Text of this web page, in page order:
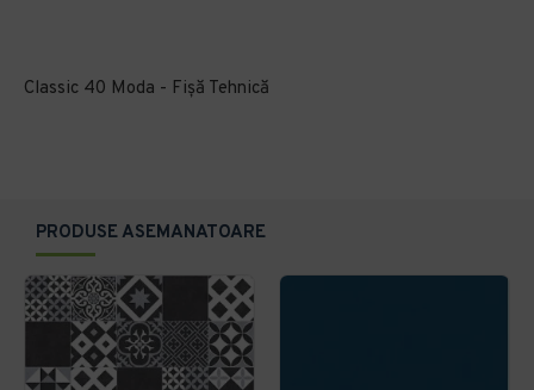
Classic 40 Moda - Fișă Tehnică
PRODUSE ASEMANATOARE